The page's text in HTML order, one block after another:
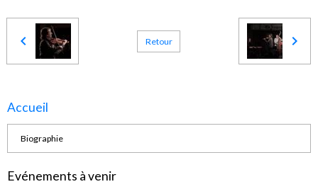
Retour
Accueil
Biographie
Evénements à venir